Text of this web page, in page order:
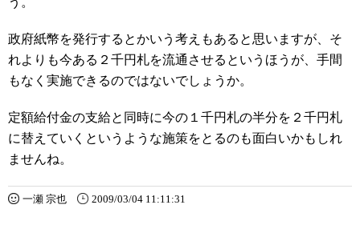
政府紙幣を発行するとかいう考えもあると思いますが、そ
れよりも今ある２千円札を流通させるというほうが、手間
もなく実施できるのではないでしょうか。
定額給付金の支給と同時に今の１千円札の半分を２千円札
に替えていくというような施策をとるのも面白いかもしれ
ませんね。
一瀬 宗也 2009/03/04 11:11:31